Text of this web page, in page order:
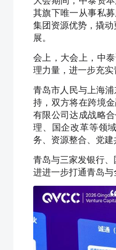
其旗下唯一从事私
集团资源优势，撬
展。
会上，大会上，中
理力量，进一步充实
青岛市人民与上海
持，双方将在跨境
有限公司达成战略
理、国企改革等领
务、资源整合、党
青岛与三家发银行
进进一步打通青岛